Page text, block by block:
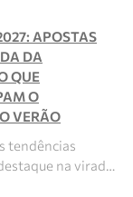
APOSTAS
DA
QUE
O
VERÃO
tendências
na virad…